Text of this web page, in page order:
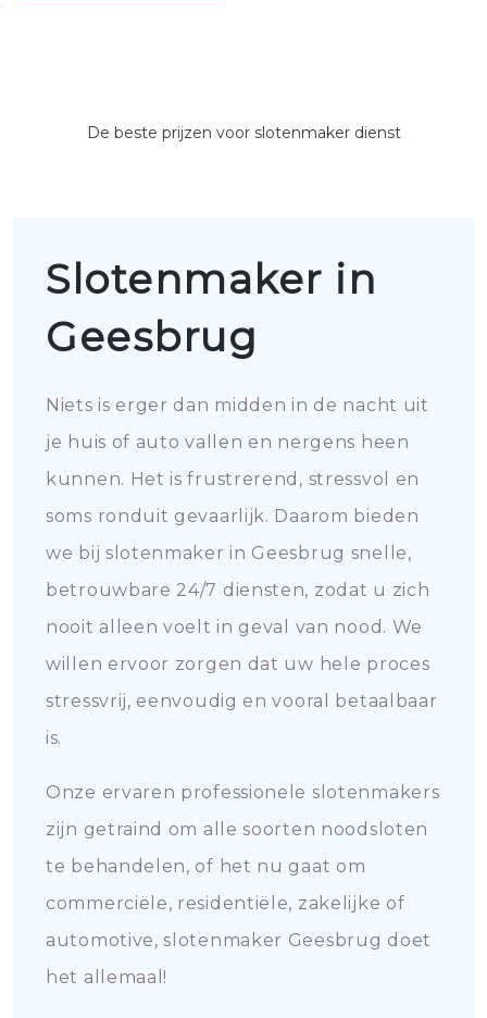
De beste prijzen voor slotenmaker dienst
Slotenmaker in
Geesbrug
Niets is erger dan midden in de nacht uit
je huis of auto vallen en nergens heen
kunnen. Het is frustrerend, stressvol en
soms ronduit gevaarlijk. Daarom bieden
we bij slotenmaker in Geesbrug snelle,
betrouwbare 24/7 diensten, zodat u zich
nooit alleen voelt in geval van nood. We
willen ervoor zorgen dat uw hele proces
stressvrij, eenvoudig en vooral betaalbaar
is.
Onze ervaren professionele slotenmakers
zijn getraind om alle soorten noodsloten
te behandelen, of het nu gaat om
commerciële, residentiële, zakelijke of
automotive, slotenmaker Geesbrug doet
het allemaal!